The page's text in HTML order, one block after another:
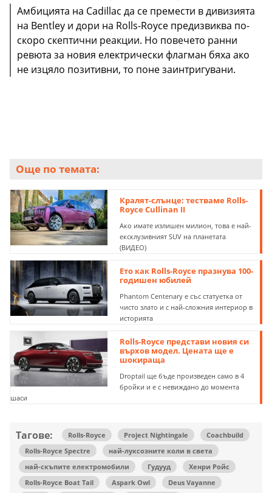
Амбицията на Cadillac да се премести в дивизията
на Bentley и дори на Rolls-Royce предизвиква по-
скоро скептични реакции. Но повечето ранни
ревюта за новия електрически флагман бяха ако
не изцяло позитивни, то поне заинтригувани.
Още по темата:
Кралят-слънце: тестваме Rolls-
Royce Cullinan II
Ако имате излишен милион, това е най-
ексклузивният SUV на планетата
(ВИДЕО)
Ето как Rolls-Royce празнува 100-
годишен юбилей
Phantom Centenary е със статуетка от
чисто злато и с най-сложния интериор в
историята
Rolls-Royce представи новия си
върхов модел. Цената ще е
шокираща
Droptail ще бъде произведен само в 4
бройки и е с невиждано до момента
шаси
Тагове: Rolls-Royce Project Nightingale
Coachbuild
Rolls-Royce Spectre
най-луксозните коли в света
най-скъпите електромобили
Гудууд
Хенри Ройс
Rolls-Royce Boat Tail
Aspark Owl
Deus Vayanne